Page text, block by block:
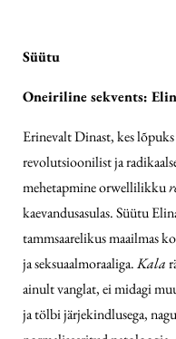
Süütu
Oneiriline sekvents:
Erinevalt Dinast, kes
revolutsioonilist ja
mehetapmine orwelli­likku
kaevandusasulas. Süütu
tammsaarelikus maailmas
ja seksuaalmoraaliga.Kala
ainult vanglat, ei midagi
ja tölbi järjekindlusega,